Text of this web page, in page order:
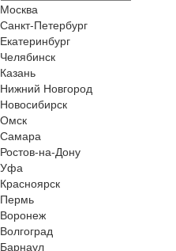
Москва
Санкт-Петербург
Екатеринбург
Челябинск
Казань
Нижний Новгород
Новосибирск
Омск
Самара
Ростов-на-Дону
Уфа
Красноярск
Пермь
Воронеж
Волгоград
Барнаул